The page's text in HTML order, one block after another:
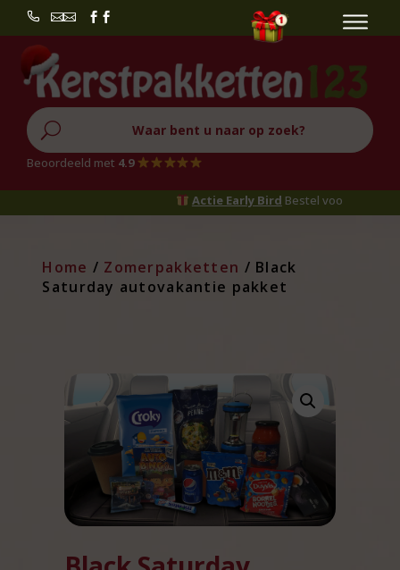
 
U
Beoordeeld met 4.9
Actie Early BirdBestel voor 1 oktober
Home / Zomerpakketten / Black
Saturday autovakantie pakket